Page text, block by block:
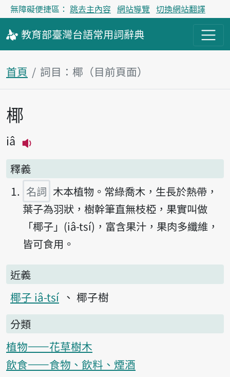
無障礙便捷區： 跳去主內容 網站導覽 切換網站翻譯
教育部臺灣台語常用詞辭典
首頁 詞目：椰（目前頁面）
主內容區塊
椰
iâ
釋義
名詞 木本植物。常綠喬木，生長於熱帶，
葉子為羽狀，樹幹筆直無枝椏，果實叫做
「椰子」(iâ-tsí)，富含果汁，果肉多纖維，
皆可食用。
近義
椰子 iâ-tsí
椰子樹
分類
植物——花草樹木
飲食——食物、飲料、煙酒